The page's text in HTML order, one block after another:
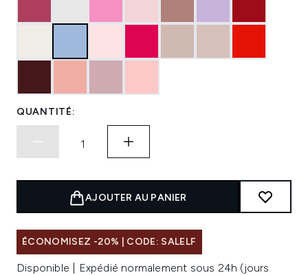
QUANTITÉ:
AJOUTER AU PANIER
ÉCONOMISEZ -20% | CODE: SALELF
Disponible | Expédié normalement sous 24h (jours